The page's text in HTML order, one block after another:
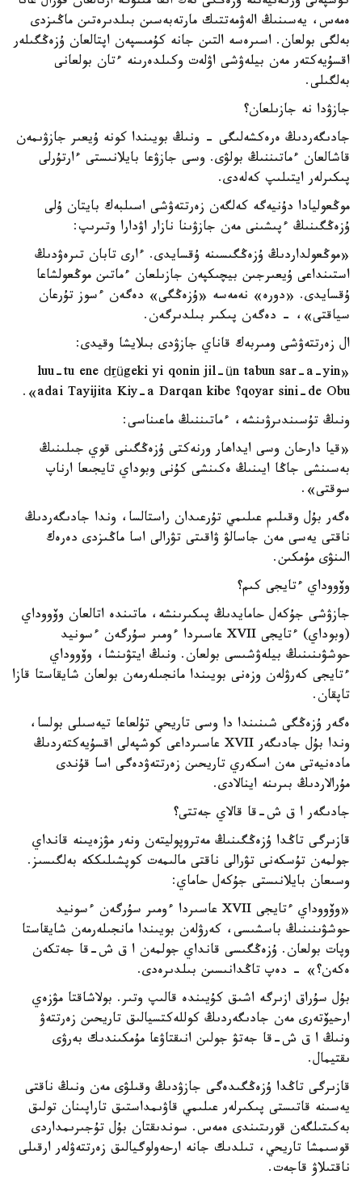
ەمەس، يەسىنىڭ الەۋمەتتىك مارتەبەسىن بىلدىرەتىن ماڭىزدى
بەلگى بولعان. اسىرەسە التىن جانە كۇمىسپەن اپتالعان ۇزەڭگىلەر
اقسۇيەكتەر مەن بيلەۋشى اۋلەت وكىلدەرىنە ءتان بولعانى
بەلگىلى.
جازۋدا نە جازىلعان؟
جادىگەردىڭ ەرەكشەلىگى - ونىڭ بويىندا كونە ۇيعىر جازۋىمەن
قاشالعان ءماتىننىڭ بولۋى. وسى جازۋعا بايلانىستى ءارتۇرلى
پىكىرلەر ايتىلىپ كەلەدى.
موڭعوليادا دۇنيەگە كەلگەن زەرتتەۋشى اسىلبەك بايتان ۇلى
ۇزەڭگىنىڭ ءپىشىنى مەن جازۋىنا نازار اۋدارا وتىرىپ:
«موڭعولداردىڭ ۇزەڭگىسىنە ۇقسايدى. ءارى تابان تىرەۋدىڭ
استىنداعى ۇيعىرجىن بيچىكپەن جازىلعان ءماتىن موڭعولشاعا
ۇقسايدى. «دورە» نەمەسە «ۇزەڭگى» دەگەن ءسوز تۇرعان
سياقتى»، - دەگەن پىكىر بىلدىرگەن.
ال زەرتتەۋشى ومىربەك قاناي جازۋدى بىلايشا وقيدى:
«luu-tu ene dِrügeki yi qonin jil-ün tabun sar-a-yin
qoyar sini-de Obu؟ adai Tayijita Kiy-a Darqan kibe».
ونىڭ تۇسىندىرۋىنشە، ءماتىننىڭ ماعىناسى:
«قيا دارحان وسى ايداھار ورنەكتى ۇزەڭگىنى قوي جىلىنىڭ
بەسىنشى جاڭا ايىنىڭ ەكىنشى كۇنى وبوداي تايجىعا ارناپ
سوقتى».
ەگەر بۇل وقىلىم عىلىمي تۇرعىدان راستالسا، وندا جادىگەردىڭ
ناقتى يەسى مەن جاسالۋ ۋاقىتى تۋرالى اسا ماڭىزدى دەرەك
الىنۋى مۇمكىن.
وۆووداي ءتايجى كىم؟
جازۋشى جۇكەل حامايدىڭ پىكىرىنشە، ماتىندە اتالعان وۆووداي
(وبوداي) ءتايجى XVII عاسىردا ءومىر سۇرگەن ءسونيد
حوشۋىنىنىڭ بيلەۋشىسى بولعان. ونىڭ ايتۋىنشا، وۆووداي
ءتايجى كەرۋلەن وزەنى بويىندا مانجىلەرمەن بولعان شايقاستا قازا
تاپقان.
ەگەر ۇزەڭگى شىنىندا دا وسى تاريحي تۇلعاعا تيەسىلى بولسا،
وندا بۇل جادىگەر XVII عاسىرداعى كوشپەلى اقسۇيەكتەردىڭ
مادەنيەتى مەن اسكەري تاريحىن زەرتتەۋدەگى اسا قۇندى
مۇرالاردىڭ بىرىنە اينالادى.
جادىگەر ا ق ش-قا قالاي جەتتى؟
قازىرگى تاڭدا ۇزەڭگىنىڭ مەتروپوليتەن ونەر مۋزەيىنە قانداي
جولمەن تۇسكەنى تۋرالى ناقتى مالىمەت كوپشىلىككە بەلگىسىز.
وسىعان بايلانىستى جۇكەل حاماي:
«وۆووداي ءتايجى XVII عاسىردا ءومىر سۇرگەن ءسونيد
حوشۋىنىنىڭ باسشىسى، كەرۋلەن بويىندا مانجىلەرمەن شايقاستا
وپات بولعان. ۇزەڭگىسى قانداي جولمەن ا ق ش-قا جەتكەن
ەكەن؟» - دەپ تاڭدانىسىن بىلدىرەدى.
بۇل سۇراق ازىرگە اشىق كۇيىندە قالىپ وتىر. بولاشاقتا مۋزەي
ارحيۆتەرى مەن جادىگەردىڭ كوللەكتسيالىق تاريحىن زەرتتەۋ
ونىڭ ا ق ش-قا جەتۋ جولىن انىقتاۋعا مۇمكىندىك بەرۋى
ىقتيمال.
قازىرگى تاڭدا ۇزەڭگىدەگى جازۋدىڭ وقىلۋى مەن ونىڭ ناقتى
يەسىنە قاتىستى پىكىرلەر عىلىمي قاۋىمداستىق تاراپىنان تولىق
بەكىتىلگەن قورىتىندى ەمەس. سوندىقتان بۇل تۇجىرىمداردى
قوسىمشا تاريحي، تىلدىك جانە ارحەولوگيالىق زەرتتەۋلەر ارقىلى
ناقتىلاۋ قاجەت.